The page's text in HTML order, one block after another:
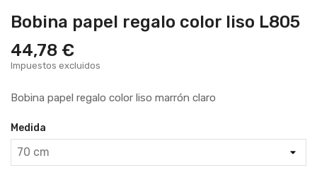
Bobina papel regalo color liso L805
44,78 €
Impuestos excluidos
Bobina papel regalo color liso marrón claro
Medida